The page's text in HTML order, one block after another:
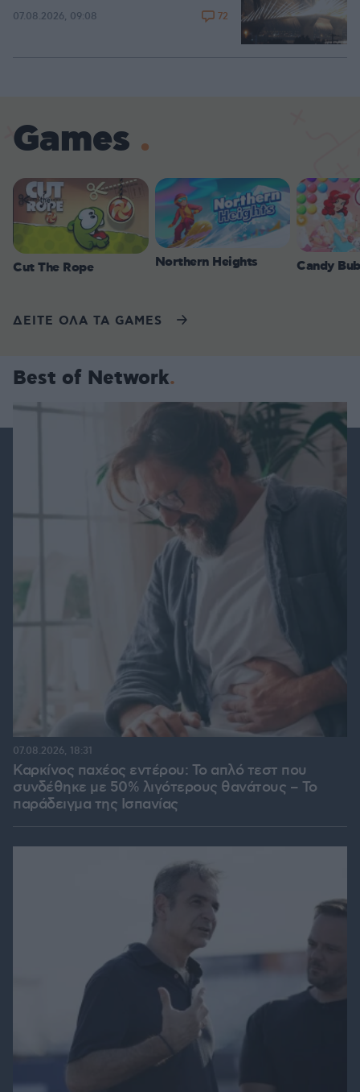
07.08.2026, 09:08 72
Games
Cut The Rope Northern Heights Candy
ΔΕΙΤΕ ΟΛΑ ΤΑ GAMES
Best of Network
Καρκίνος παχέος εντέρου: Το απλό τεστ που
συνδέθηκε με 50% λιγότερους θανάτους – Το
παράδειγμα της Ισπανίας
07.08.2026, 18:31